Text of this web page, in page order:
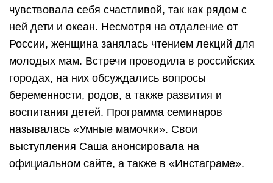
чувствовала себя счастливой, так как рядом с
ней дети и океан. Несмотря на отдаление от
России, женщина занялась чтением лекций для
молодых мам. Встречи проводила в российских
городах, на них обсуждались вопросы
беременности, родов, а также развития и
воспитания детей. Программа семинаров
называлась «Умные мамочки». Свои
выступления Саша анонсировала на
официальном сайте, а также в «Инстаграме».